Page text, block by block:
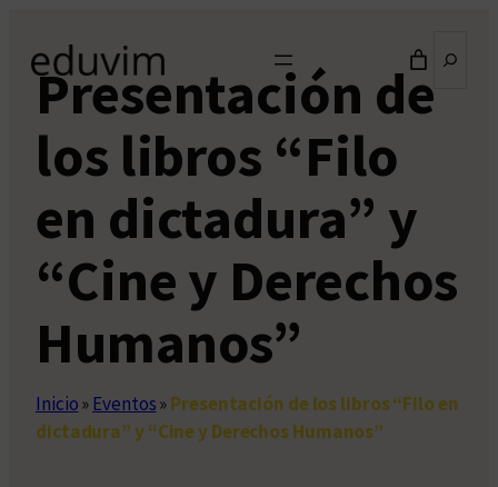
contenido
Presentación de
los libros “Filo
en dictadura” y
“Cine y Derechos
Humanos”
Inicio» Eventos»Presentación de los libros “Filo en
dictadura” y “Cine y Derechos Humanos”